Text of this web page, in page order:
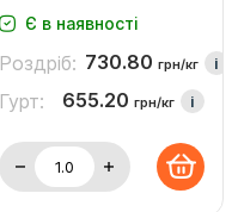
Є в наявності
Роздріб: 730.80 грн/кг i
Гурт: 655.20 грн/кг i